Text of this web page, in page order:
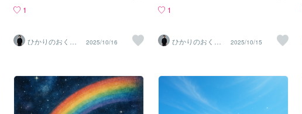
「干渉＝創造」という真理を静かに思い
識が触れあい現象（かたち）が 生まれ
るわたしは ただ 観ている愛と憎しみ
在るわたしはこの光の中で最高の物語
を 選んでゆく素晴らしい生命の作品を
🎬✨《光は今日もあなたと共にありま
す。》
1
ひかりのおくり
て〜SinMa〜
2025/10/16
しているのだと気づいたらすべてが光に
かなる銀河を越えていま この瞬間も輝
くわたしの瞳が星を 宇宙を映し出す世
り出すこの世界で。《光は今日もあなた
と共にあります。》
1
ひかりのおくり
て〜SinMa〜
2025/10/15